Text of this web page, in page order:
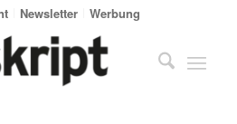
Newsletter Werbung